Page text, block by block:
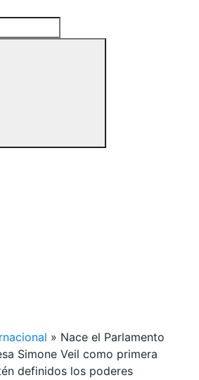
» Nace el Parlamento
Simone Veil como primera
definidos los poderes